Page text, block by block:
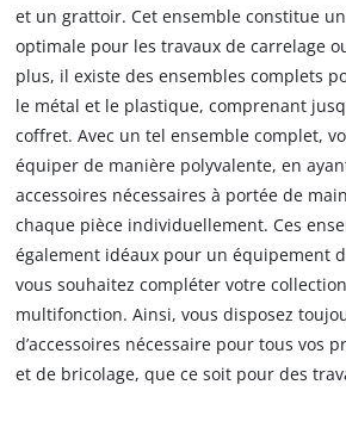
et un grattoir. Cet ensemble constitue
optimale pour les travaux de carrelage
plus, il existe des ensembles complets
le métal et le plastique, comprenant
coffret. Avec un tel ensemble complet,
équiper de manière polyvalente, en
accessoires nécessaires à portée de
chaque pièce individuellement. Ces
également idéaux pour un équipement
vous souhaitez compléter votre
multifonction. Ainsi, vous disposez
d’accessoires nécessaire pour tous vos
et de bricolage, que ce soit pour des